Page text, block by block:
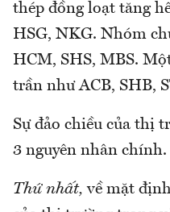
thép đồng loạt tăng
HSG, NKG. Nhóm
HCM, SHS, MBS.
trần như ACB, SHB,
Sự đảo chiều của thị
3 nguyên nhân chính.
Thứ nhất, về mặt